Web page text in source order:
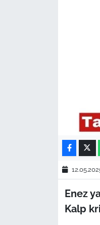
Enez
Kalp
KIRKLARELİ
ÇANAKKALE
TÜRKİYE